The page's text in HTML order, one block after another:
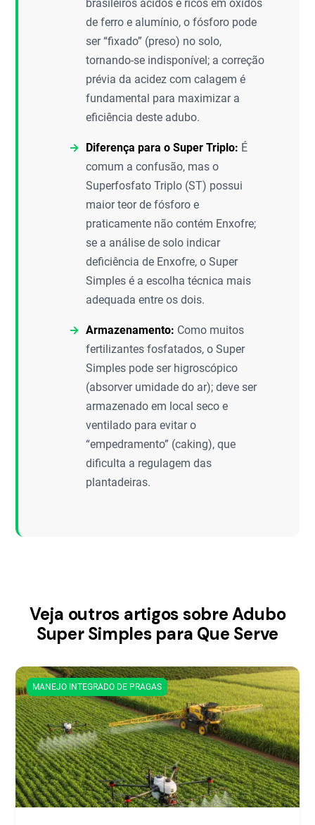
brasileiros ácidos e ricos em óxidos
de ferro e alumínio, o fósforo pode
ser “fixado” (preso) no solo,
tornando-se indisponível; a correção
prévia da acidez com calagem é
fundamental para maximizar a
eficiência deste adubo.
Diferença para o Super Triplo: É
comum a confusão, mas o
Superfosfato Triplo (ST) possui
maior teor de fósforo e
praticamente não contém Enxofre;
se a análise de solo indicar
deficiência de Enxofre, o Super
Simples é a escolha técnica mais
adequada entre os dois.
Armazenamento: Como muitos
fertilizantes fosfatados, o Super
Simples pode ser higroscópico
(absorver umidade do ar); deve ser
armazenado em local seco e
ventilado para evitar o
“empedramento” (caking), que
dificulta a regulagem das
plantadeiras.
Veja outros artigos sobre Adubo
Super Simples para Que Serve
MANEJO INTEGRADO DE PRAGAS